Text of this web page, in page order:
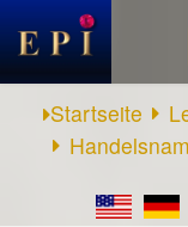
Startseite